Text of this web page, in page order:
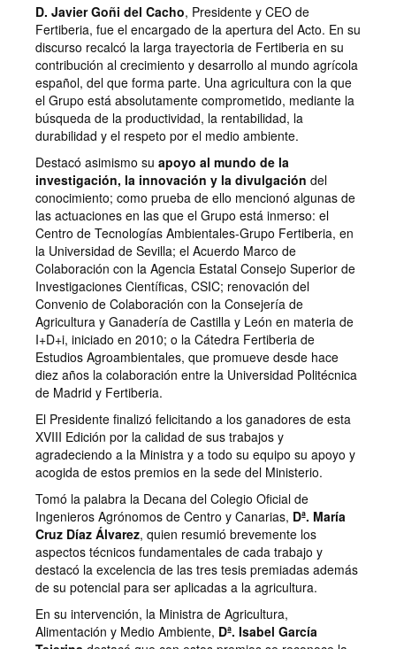
D. Javier Goñi del Cacho, Presidente y CEO de
Fertiberia, fue el encargado de la apertura del Acto. En su
discurso recalcó la larga trayectoria de Fertiberia en su
contribución al crecimiento y desarrollo al mundo agrícola
español, del que forma parte. Una agricultura con la que
el Grupo está absolutamente comprometido, mediante la
búsqueda de la productividad, la rentabilidad, la
durabilidad y el respeto por el medio ambiente.
Destacó asimismo su apoyo al mundo de la
investigación, la innovación y la divulgación del
conocimiento; como prueba de ello mencionó algunas de
las actuaciones en las que el Grupo está inmerso: el
Centro de Tecnologías Ambientales-Grupo Fertiberia, en
la Universidad de Sevilla; el Acuerdo Marco de
Colaboración con la Agencia Estatal Consejo Superior de
Investigaciones Científicas, CSIC; renovación del
Convenio de Colaboración con la Consejería de
Agricultura y Ganadería de Castilla y León en materia de
I+D+i, iniciado en 2010; o la Cátedra Fertiberia de
Estudios Agroambientales, que promueve desde hace
diez años la colaboración entre la Universidad Politécnica
de Madrid y Fertiberia.
El Presidente finalizó felicitando a los ganadores de esta
XVIII Edición por la calidad de sus trabajos y
agradeciendo a la Ministra y a todo su equipo su apoyo y
acogida de estos premios en la sede del Ministerio.
Tomó la palabra la Decana del Colegio Oficial de
Ingenieros Agrónomos de Centro y Canarias, Dª. María
Cruz Díaz Álvarez, quien resumió brevemente los
aspectos técnicos fundamentales de cada trabajo y
destacó la excelencia de las tres tesis premiadas además
de su potencial para ser aplicadas a la agricultura.
En su intervención, la Ministra de Agricultura,
Alimentación y Medio Ambiente, Dª. Isabel García